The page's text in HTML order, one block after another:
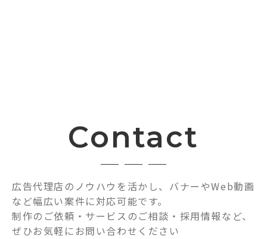
Contact
広告代理店のノウハウを活かし、バナーやWeb動画
など幅広い案件に対応可能です。
制作のご依頼・サービスのご相談・採用情報など、
ぜひお気軽にお問い合わせください